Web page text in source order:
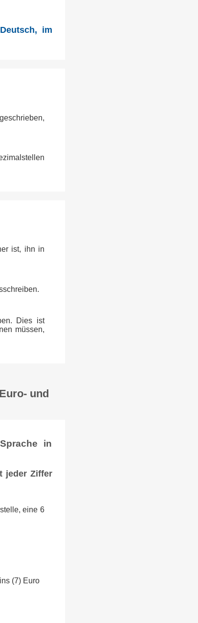
im
ist, ihn in
Dies ist
müssen,
und
in
jeder Ziffer
eine 6
(7) Euro